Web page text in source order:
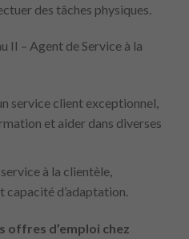
des tâches physiques.
II – Agent de Service à la
service client exceptionnel,
et aider dans diverses
à la clientèle,
d’adaptation.
offres d’emploi chez